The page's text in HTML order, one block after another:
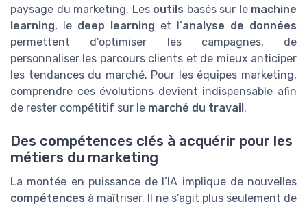
paysage du marketing. Les outils basés sur le machine
learning, le deep learning et l’analyse de données
permettent d’optimiser les campagnes, de
personnaliser les parcours clients et de mieux anticiper
les tendances du marché. Pour les équipes marketing,
comprendre ces évolutions devient indispensable afin
de rester compétitif sur le marché du travail.
Des compétences clés à acquérir pour les
métiers du marketing
La montée en puissance de l’IA implique de nouvelles
compétences à maîtriser. Il ne s’agit plus seulement de